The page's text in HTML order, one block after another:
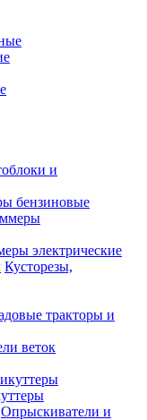
и
бензиновые
электрические
Кусторезы,
тракторы и
веток
Опрыскиватели и